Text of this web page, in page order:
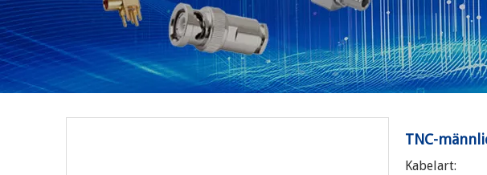
TNC-
Kabelart: